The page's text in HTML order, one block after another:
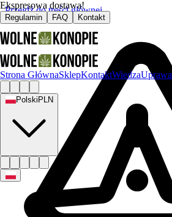
Przejdź do treści głównej
Ekspresowa dostawa!
Regulamin FAQ Kontakt
Strona GłównaSklepKontaktWiedzaUprawa
Polski PLN